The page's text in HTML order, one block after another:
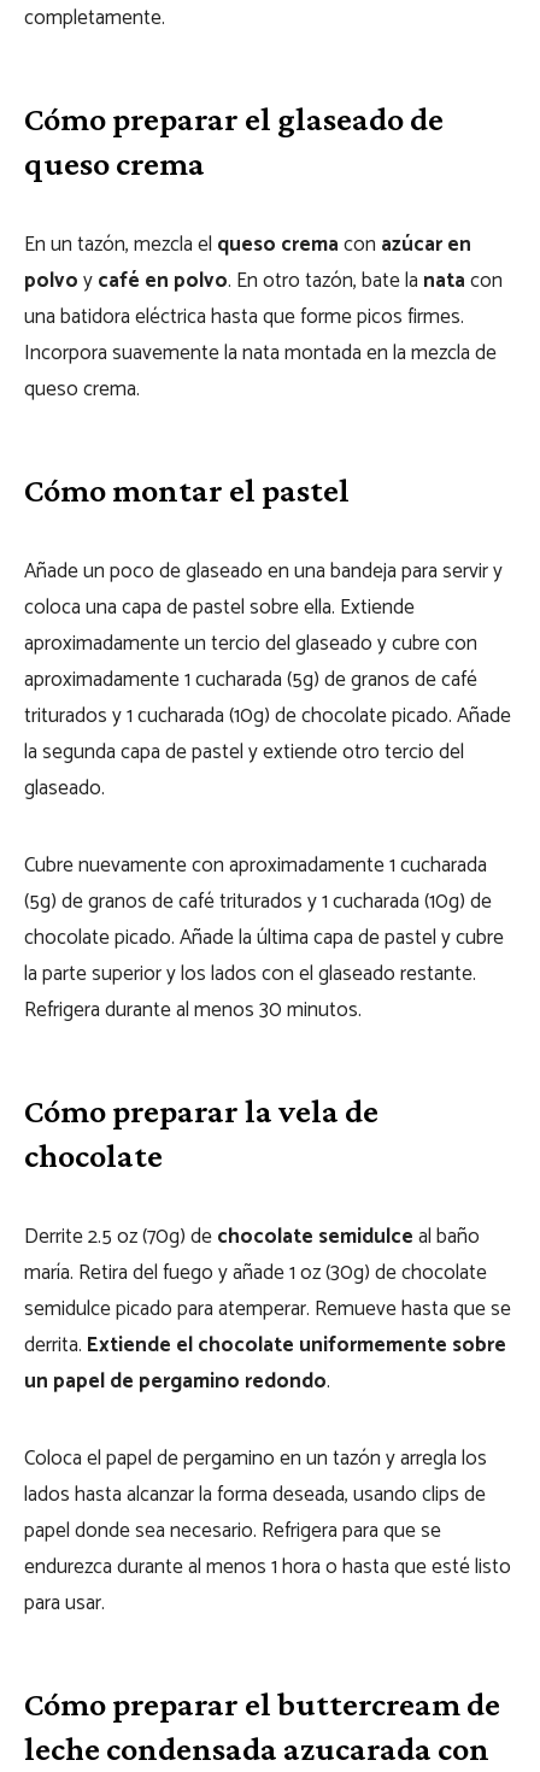
completamente.
Cómo preparar el glaseado de
queso crema
En un tazón, mezcla el queso cremacon azúcar en
polvoycafé en polvo. En otro tazón, bate la natacon
una batidora eléctrica hasta que forme picos firmes.
Incorpora suavemente la nata montada en la mezcla de
queso crema.
Cómo montar el pastel
Añade un poco de glaseado en una bandeja para servir y
coloca una capa de pastel sobre ella. Extiende
aproximadamente un tercio del glaseado y cubre con
aproximadamente 1 cucharada (5g) de granos de café
triturados y 1 cucharada (10g) de chocolate picado. Añade
la segunda capa de pastel y extiende otro tercio del
glaseado.
Cubre nuevamente con aproximadamente 1 cucharada
(5g) de granos de café triturados y 1 cucharada (10g) de
chocolate picado. Añade la última capa de pastel y cubre
la parte superior y los lados con el glaseado restante.
Refrigera durante al menos 30 minutos.
Cómo preparar la vela de
chocolate
Derrite 2.5 oz (70g) dechocolate semidulceal baño
maría. Retira del fuego y añade 1 oz (30g) de chocolate
semidulce picado para atemperar. Remueve hasta que se
derrita. Extiende el chocolate uniformemente sobre
un papel de pergamino redondo.
Coloca el papel de pergamino en un tazón y arregla los
lados hasta alcanzar la forma deseada, usando clips de
papel donde sea necesario. Refrigera para que se
endurezca durante al menos 1 hora o hasta que esté listo
para usar.
Cómo preparar el buttercream de
leche condensada azucarada con